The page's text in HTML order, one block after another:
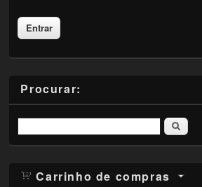
Procurar:
Pesquisar
Carrinho de compras